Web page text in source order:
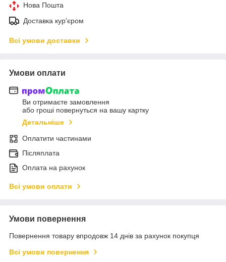
Нова Пошта
Доставка кур'єром
Всі умови доставки
Умови оплати
Ви отримаєте замовлення
або гроші повернуться на вашу картку
Детальніше
Оплатити частинами
Післяплата
Оплата на рахунок
Всі умови оплати
Умови повернення
Повернення товару впродовж 14 днів за рахунок покупця
Всі умови повернення